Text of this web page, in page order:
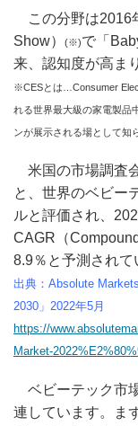
この分野は2016
Show）
(※)で「
来、認知度が高ま
※CESとは…Consumer
れる世界最大級の家電製品
ンが展示される場として知
米国の市場調査
と、世界のベビー
ルと評価され、
CAGR（
8.9％と予測されて
出典：Absolute
2030」2022年5月
https://
Market-
ベビーテック市
連しています。ま